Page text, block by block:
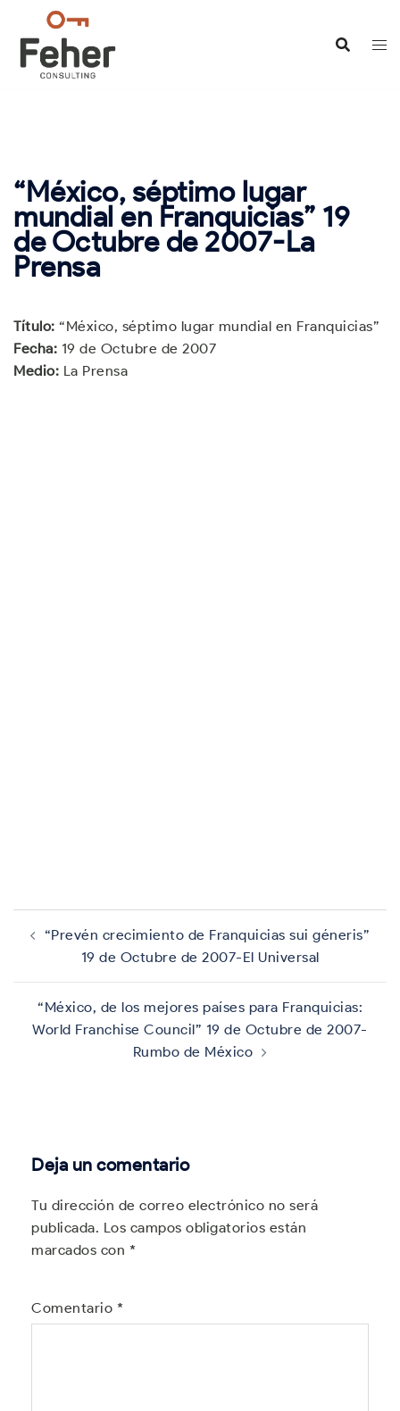
contenido
“México, séptimo lugar
mundial en Franquicias” 19
de Octubre de 2007-La
Prensa
Título: “México, séptimo lugar mundial en Franquicias”
Fecha: 19 de Octubre de 2007
Medio: La Prensa
Navegación
de
entradas
“Prevén crecimiento de Franquicias sui géneris”
19 de Octubre de 2007-El Universal
“México, de los mejores países para Franquicias:
World Franchise Council” 19 de Octubre de 2007-
Rumbo de México
Deja un comentario
Tu dirección de correo electrónico no será
publicada. Los campos obligatorios están
marcados con *
Comentario *